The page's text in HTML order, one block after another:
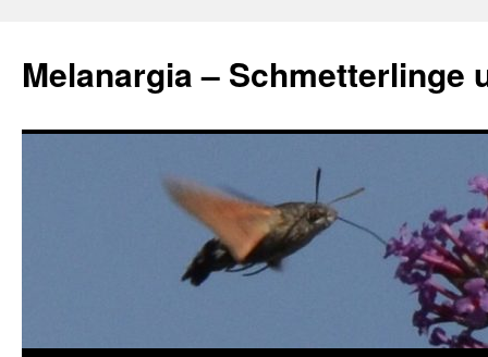
springen
Melanargia – Schmetterlinge